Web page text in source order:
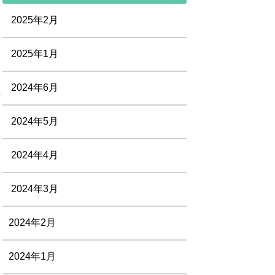
2025年2月
2025年1月
2024年6月
2024年5月
2024年4月
2024年3月
2024年2月
2024年1月